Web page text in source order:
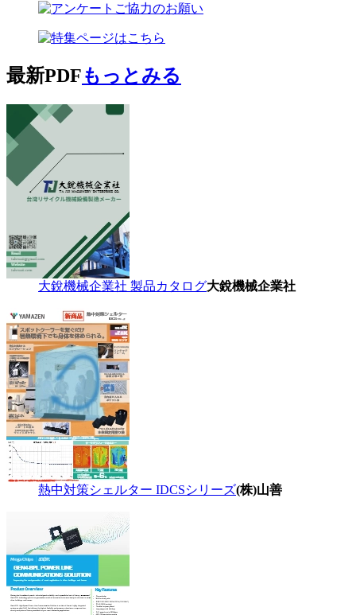
最新PDFもっとみる
大銳機械企業社 製品カタログ大銳機械企業社
熱中対策シェルター IDCSシリーズ(株)山善